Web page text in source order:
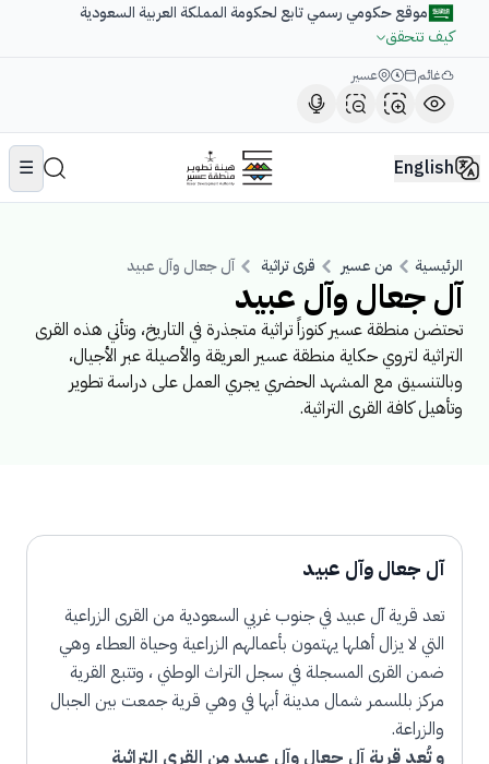
موقع حكومي رسمي تابع لحكومة المملكة العربية السعودية
كيف تتحقق
غائم عسير
English
☰
الرئيسية من عسير قرى تراثية آل جعال وآل عبيد
آل جعال وآل عبيد
تحتضن منطقة عسير كنوزاً تراثية متجذرة في التاريخ، وتأتي هذه القرى
التراثية لتروي حكاية منطقة عسير العريقة والأصيلة عبر الأجيال،
وبالتنسيق مع المشهد الحضري يجري العمل على دراسة تطوير
وتأهيل كافة القرى التراثية.
آل جعال وآل عبيد
تعد قرية آل عبيد في جنوب غربي السعودية من القرى الزراعية
التي لا يزال أهلها يهتمون بأعمالهم الزراعية وحياة العطاء وهي
ضمن القرى المسجلة في سجل التراث الوطني ، وتتبع القرية
مركز بللسمر شمال مدينة أبها في وهي قرية جمعت بين الجبال
والزراعة.
و تُعد قرية آل جعال وآل عبيد من القرى التراثية